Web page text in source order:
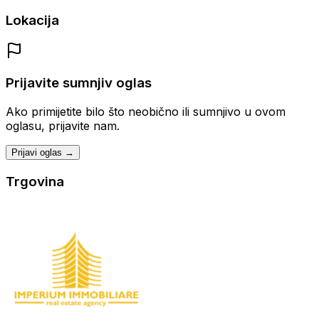
Lokacija
Prijavite sumnjiv oglas
Ako primijetite bilo što neobično ili sumnjivo u ovom
oglasu, prijavite nam.
Prijavi oglas →
Trgovina